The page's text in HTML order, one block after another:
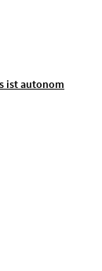
ist autonom